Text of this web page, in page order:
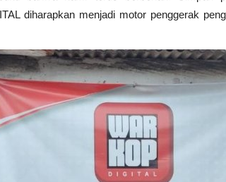
diharapkan menjadi motor penggerak
Pendidikan